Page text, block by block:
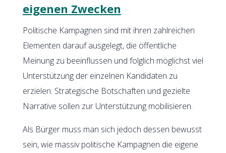
eigenen Zwecken
Politische Kampagnen sind mit ihren zahlreichen
Elementen darauf ausgelegt, die öffentliche
Meinung zu beeinflussen und folglich möglichst viel
Unterstützung der einzelnen Kandidaten zu
erzielen. Strategische Botschaften und gezielte
Narrative sollen zur Unterstützung mobilisieren.
Als Bürger muss man sich jedoch dessen bewusst
sein, wie massiv politische Kampagnen die eigene